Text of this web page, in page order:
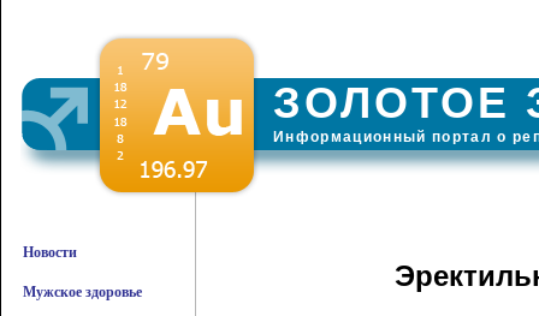
ЗОЛОТОЕ
Информационный портал о
Новости
Мужское здоровье